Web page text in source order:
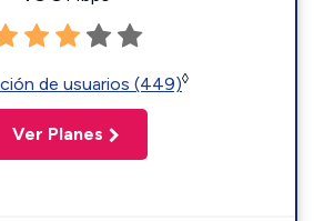
de usuarios (449)◊
Ver Planes